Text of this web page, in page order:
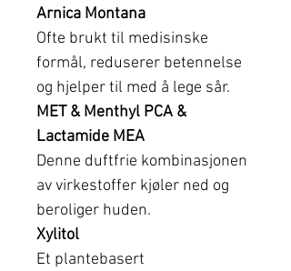
Arnica Montana
Ofte brukt til medisinske
formål, reduserer betennelse
og hjelper til med å lege sår.
MET & Menthyl PCA &
Lactamide MEA
Denne duftfrie kombinasjonen
av virkestoffer kjøler ned og
beroliger huden.
Xylitol
Et plantebasert